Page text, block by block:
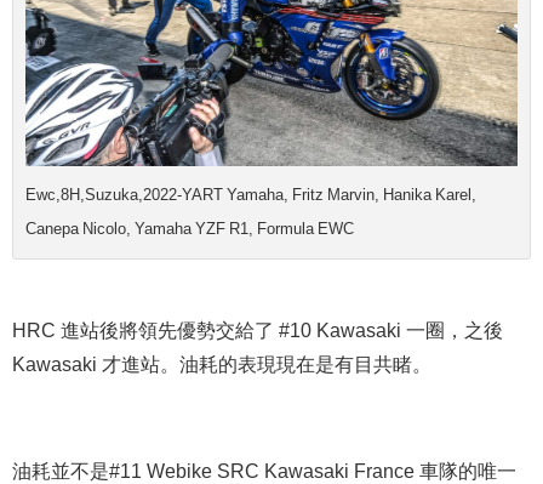
Ewc,8H,Suzuka,2022-YART Yamaha, Fritz Marvin, Hanika Karel,
Canepa Nicolo, Yamaha YZF R1, Formula EWC
HRC 進站後將領先優勢交給了 #10 Kawasaki 一圈，之後
Kawasaki 才進站。油耗的表現現在是有目共睹。
油耗並不是#11 Webike SRC Kawasaki France 車隊的唯一